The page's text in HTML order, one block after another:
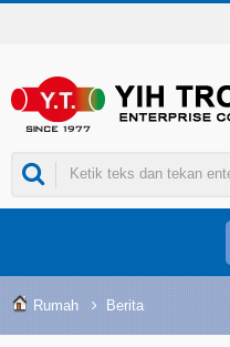
Rumah Berita